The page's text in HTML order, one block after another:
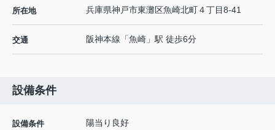
所在地 兵庫県神戸市東灘区魚崎北町４丁目8-41
交通 阪神本線 「魚崎 」駅 徒歩6分
設備条件
設備条件
陽当り良好